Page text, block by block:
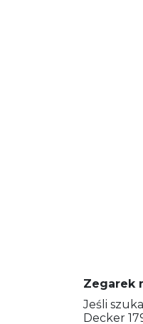
Zegarek
Jeśli
Decker